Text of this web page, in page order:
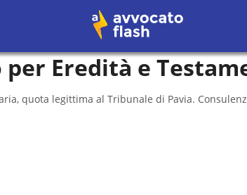
Eredità e
quota legittima al Tribunale di Pavia.